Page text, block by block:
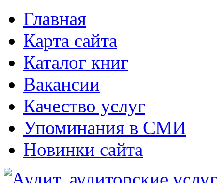
Главная
Карта сайта
Каталог книг
Вакансии
Качество услуг
Упоминания в СМИ
Новинки сайта